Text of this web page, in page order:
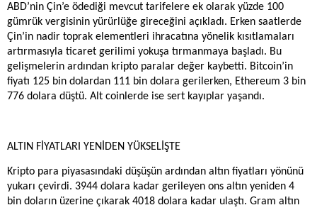
ABD’nin Çin’e ödediği mevcut tarifelere ek olarak yüzde 100
gümrük vergisinin yürürlüğe gireceğini açıkladı. Erken saatlerde
Çin’in nadir toprak elementleri ihracatına yönelik kısıtlamaları
artırmasıyla ticaret gerilimi yokuşa tırmanmaya başladı. Bu
gelişmelerin ardından kripto paralar değer kaybetti. Bitcoin’in
fiyatı 125 bin dolardan 111 bin dolara gerilerken, Ethereum 3 bin
776 dolara düştü. Alt coinlerde ise sert kayıplar yaşandı.
ALTIN FİYATLARI YENİDEN YÜKSELİŞTE
Kripto para piyasasındaki düşüşün ardından altın fiyatları yönünü
yukarı çevirdi. 3944 dolara kadar gerileyen ons altın yeniden 4
bin doların üzerine çıkarak 4018 dolara kadar ulaştı. Gram altın